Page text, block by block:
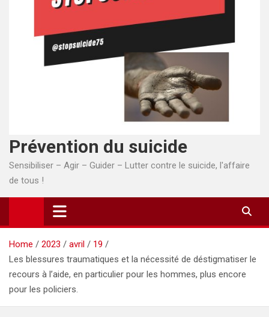
Prévention du suicide
Sensibiliser – Agir – Guider – Lutter contre le suicide, l'affaire
de tous !
Home 2023 avril
19
Les blessures traumatiques et la nécessité de déstigmatiser le
recours à l’aide, en particulier pour les hommes, plus encore
pour les policiers.